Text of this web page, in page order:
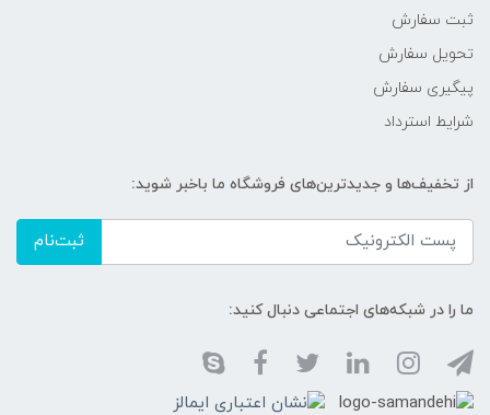
ثبت سفارش
تحویل سفارش
پیگیری سفارش
شرایط استرداد
از تخفیف‌ها و جدیدترین‌های فروشگاه ما باخبر شوید:
ثبت‌نام
ما را در شبکه‌های اجتماعی دنبال کنید: